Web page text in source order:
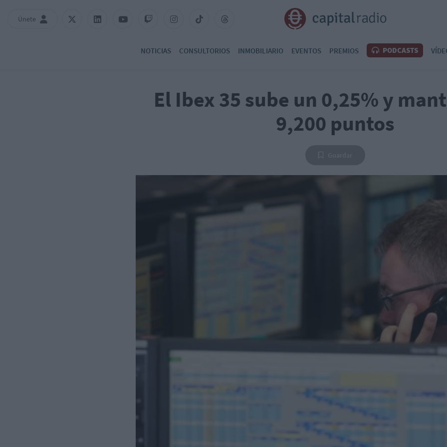
Únete
NOTICIAS CONSULTORIOS INMOBILIARIO EVENTOS PREMIOS PODCASTS
El Ibex 35 sube un 0,25% y
9,200 puntos